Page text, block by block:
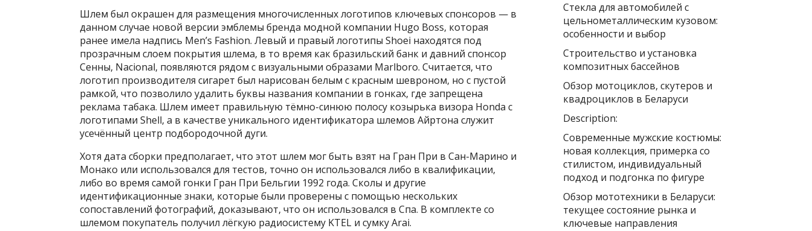
Шлем был окрашен для размещения многочисленных логотипов ключевых спонсоров — в
данном случае новой версии эмблемы бренда модной компании Hugo Boss, которая
ранее имела надпись Men’s Fashion. Левый и правый логотипы Shoei находятся под
прозрачным слоем покрытия шлема, в то время как бразильский банк и давний спонсор
Сенны, Nacional, появляются рядом с визуальными образами Marlboro. Считается, что
логотип производителя сигарет был нарисован белым с красным шевроном, но с пустой
рамкой, что позволило удалить буквы названия компании в гонках, где запрещена
реклама табака. Шлем имеет правильную тёмно-синюю полосу козырька визора Honda с
логотипами Shell, а в качестве уникального идентификатора шлемов Айртона служит
усечённый центр подбородочной дуги.
Хотя дата сборки предполагает, что этот шлем мог быть взят на Гран При в Сан-Марино и
Монако или использовался для тестов, точно он использовался либо в квалификации,
либо во время самой гонки Гран При Бельгии 1992 года. Сколы и другие
идентификационные знаки, которые были проверены с помощью нескольких
сопоставлений фотографий, доказывают, что он использовался в Спа. В комплекте со
шлемом покупатель получил лёгкую радиосистему KTEL и сумку Arai.
Стекла для автомобилей с
цельнометаллическим кузовом:
особенности и выбор
Строительство и установка
композитных бассейнов
Обзор мотоциклов, скутеров и
квадроциклов в Беларуси
Description:
Современные мужские костюмы:
новая коллекция, примерка со
стилистом, индивидуальный
подход и подгонка по фигуре
Обзор мототехники в Беларуси:
текущее состояние рынка и
ключевые направления